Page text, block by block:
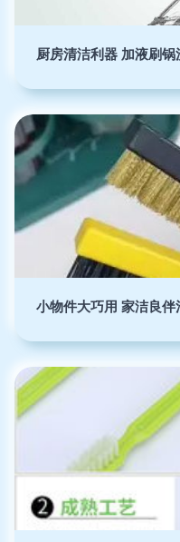
厨房清洁利器 加液刷
小物件大巧用 家洁良